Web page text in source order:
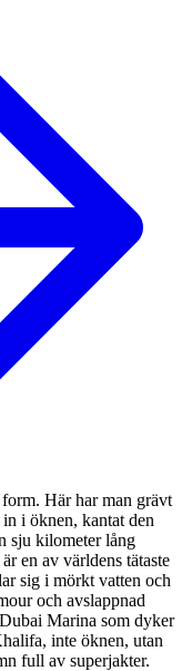
Här har man grävt
i öknen, kantat den
sju kilometer lång
en av världens tätaste
sig i mörkt vatten och
och avslappnad
Marina som dyker
inte öknen, utan
full av superjakter.